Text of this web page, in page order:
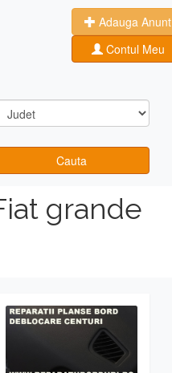
Adauga Anunt
Contul Meu
Cauta
grande